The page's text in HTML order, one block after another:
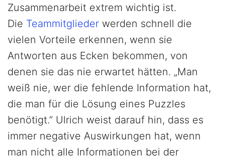
Zusammenarbeit extrem wichtig ist.
Die Teammitglieder werden schnell die
vielen Vorteile erkennen, wenn sie
Antworten aus Ecken bekommen, von
denen sie das nie erwartet hätten. „Man
weiß nie, wer die fehlende Information hat,
die man für die Lösung eines Puzzles
benötigt.” Ulrich weist darauf hin, dass es
immer negative Auswirkungen hat, wenn
man nicht alle Informationen bei der